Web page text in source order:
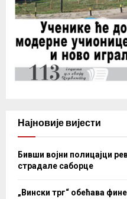
Најновије вијести
Бивши војни полицајци
страдале саборце
„Вински трг“ обећава